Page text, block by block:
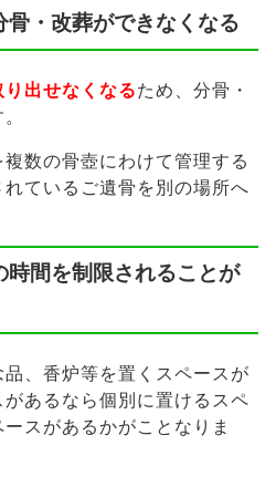
・改葬ができなくなる
り出せなくなるため、分骨・
数の骨壺にわけて管理する
ているご遺骨を別の場所へ
時間を制限されることが
、香炉等を置くスペースが
あるなら個別に置けるスペ
スがあるかがことなりま